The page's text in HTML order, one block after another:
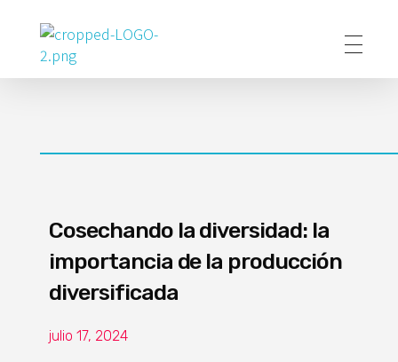
Poder Agropecuario
Cosechando la diversidad: la
importancia de la producción
diversificada
julio 17, 2024